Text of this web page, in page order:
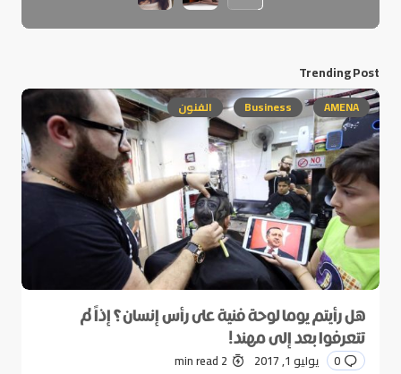
Trending Post
AMENA
Business الفنون
هل رأيتم يوما لوحة فنية على رأس إنسان؟ إذاً لم
تتعرفوا بعد إلى مهند!
0 يوليو 1, 2017 2 min read